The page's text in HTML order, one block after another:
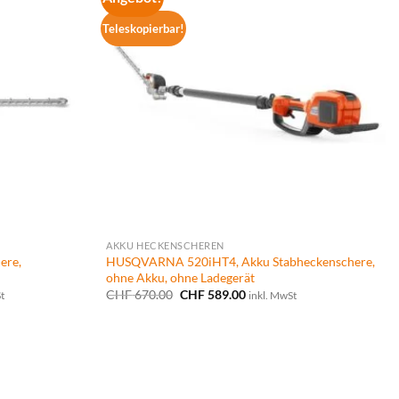
Teleskopierbar!
AKKU HECKENSCHEREN
HUSQVARNA 520iHT4, Akku Stabheckenschere,
ohne Akku, ohne Ladegerät
CHF670.00 Ursprünglicher
CHF589.00Aktueller
inkl. MwSt